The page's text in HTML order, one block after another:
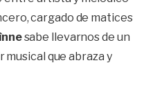
cargado de matices
sabe llevarnos de un
que abraza y